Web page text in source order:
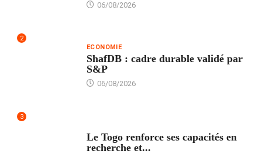
06/08/2026
2
ECONOMIE
ShafDB : cadre durable validé par
S&P
06/08/2026
3
Le Togo renforce ses capacités en
recherche et...